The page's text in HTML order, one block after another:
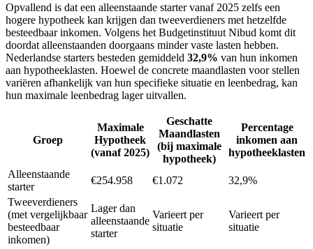
Opvallend is dat een alleenstaande starter vanaf 2025 zelfs een
hogere hypotheek kan krijgen dan tweeverdieners met hetzelfde
besteedbaar inkomen. Volgens het Budgetinstituut Nibud komt dit
doordat alleenstaanden doorgaans minder vaste lasten hebben.
Nederlandse starters besteden gemiddeld 32,9% van hun inkomen
aan hypotheeklasten. Hoewel de concrete maandlasten voor stellen
variëren afhankelijk van hun specifieke situatie en leenbedrag, kan
hun maximale leenbedrag lager uitvallen.
Groep
Maximale
Hypotheek
(vanaf 2025)
Geschatte
Maandlasten
(bij maximale
hypotheek)
Percentage
inkomen aan
hypotheeklasten
Alleenstaande
starter
€254.958 €1.072
32,9%
Tweeverdieners
(met vergelijkbaar
besteedbaar
inkomen)
Lager dan
alleenstaande
starter
Varieert per
situatie
Varieert per
situatie